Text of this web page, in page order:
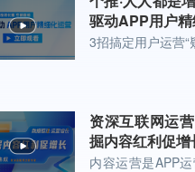
驱动APP用户精
3招搞定用户运营“
资深互联网运
掘内容红利促增
内容运营是APP运